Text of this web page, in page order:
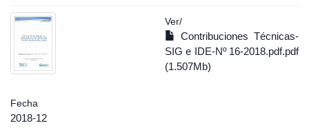
Ver/
Contribuciones Técnicas-
SIG e IDE-Nº 16-2018.pdf.pdf
(1.507Mb)
Fecha
2018-12